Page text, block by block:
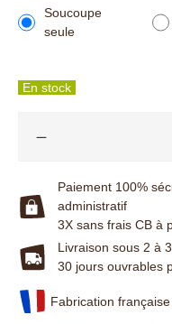
Soucoupe
seule
En stock
Paiement 100%
administratif
3X sans frais CB à
Livraison sous 2 à
30 jours ouvrables
Fabrication française